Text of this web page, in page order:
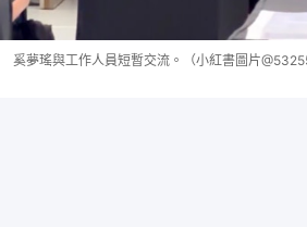
奚夢瑤與工作人員短暫交流。（小紅書圖片